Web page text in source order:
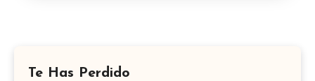
Te Has Perdido